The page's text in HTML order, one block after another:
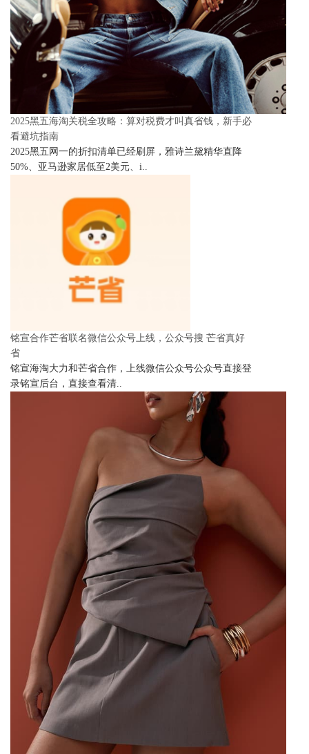
2025黑五海淘关税全攻略：算对税费才叫真省钱，新手必
看避坑指南
2025黑五网一的折扣清单已经刷屏，雅诗兰黛精华直降
50%、亚马逊家居低至2美元、i..
铭宣合作芒省联名微信公众号上线，公众号搜 芒省真好
省
铭宣海淘大力和芒省合作，上线微信公众号公众号直接登
录铭宣后台，直接查看清..